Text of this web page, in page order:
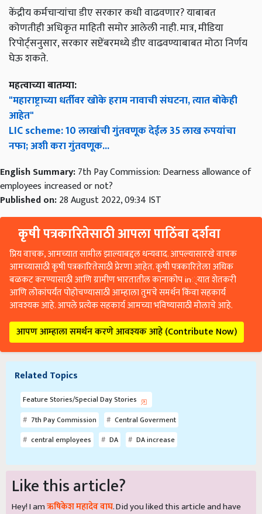
केंद्रीय कर्मचाऱ्यांचा डीए सरकार कधी वाढवणार? याबाबत
कोणतीही अधिकृत माहिती समोर आलेली नाही. मात्र, मीडिया
रिपोर्ट्सनुसार, सरकार सप्टेंबरमध्ये डीए वाढवण्याबाबत मोठा निर्णय
घेऊ शकते.
महत्वाच्या बातम्या:
"महाराष्ट्राच्या धर्तीवर खोके हराम नावाची संघटना, त्यात बोकेही
आहेत"
LIC scheme: 10 लाखांची गुंतवणूक देईल 35 लाख रुपयांचा
नफा; अशी करा गुंतवणूक...
English Summary:7th Pay Commission: Dearness allowance of
employees increased or not?
Published on:28 August 2022, 09:34 IST
कृषी पत्रकारितेसाठी आपला पाठिंबा दर्शवा
प्रिय वाचक, आमच्यात सामील झाल्याबद्दल धन्यवाद. आपल्यासारखे वाचक
आमच्यासाठी कृषी पत्रकारितेसाठी प्रेरणा आहेत. कृषी पत्रकारितेला अधिक
बळकट करण्यासाठी आणि ग्रामीण भारतातील कानाकोप in्यात शेतकरी
आणि लोकांपर्यंत पोहोचण्यासाठी आम्हाला तुमचे समर्थन किंवा सहकार्य
आवश्यक आहे. आपले प्रत्येक सहकार्य आमच्या भविष्यासाठी मोलाचे आहे.
आपण आम्हाला समर्थन करणे आवश्यक आहे (Contribute Now)
Related Topics
Feature Stories/Special Day Stories
7th Pay Commission
Central Goverment
central employees
DA DA increase
Like this article?
Hey! I amऋषिकेश महादेव वाघ. Did you liked this article and have